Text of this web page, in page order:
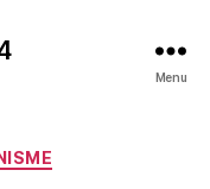
Menu